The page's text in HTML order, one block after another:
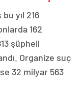
yıl 216
162
şüpheli
Organize suç
32 milyar 563